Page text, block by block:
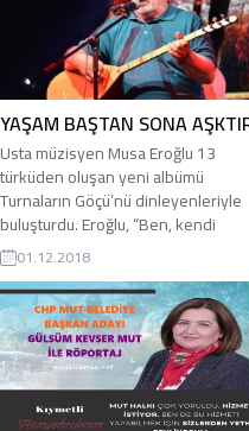
YAŞAM BAŞTAN SONA
Usta müzisyen Musa Eroğlu 13
türküden oluşan yeni albümü
Turnaların Göçü’nü dinleyenleriyle
buluşturdu. Eroğlu, “Ben, kendi
anlayışımı, görüşümü türkülerle,
şiirlerle anlatmayı seçtim. Bu benim
için en kolayı ve en güzeli” diyerek
müzikle ilişkisini açıklıyor. HALDUN
KARABUDAK Türkü hafızamıza,
Mihriban, Halil İbrahim, Yolun Sonu,
Candan İleri, Zamansız Yağmur gibi
sayısız eser...
01.12.2018